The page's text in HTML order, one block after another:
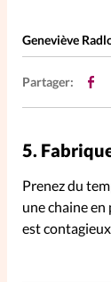
Geneviève
Partager:
5.
Prenez du
une chaine
est